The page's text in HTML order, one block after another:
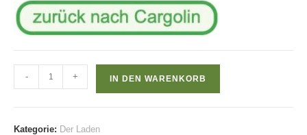
von
einzelne
- + IN DEN WARENKORB
Kategorie: Der Laden